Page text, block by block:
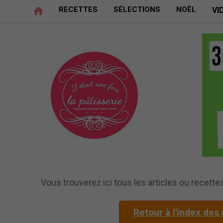
RECETTES SÉLECTIONS NOËL
Vous trouverez ici tous les articles ou
Retour à l'index